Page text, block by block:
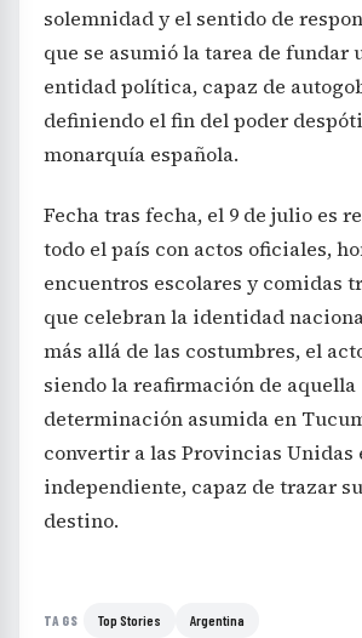
solemnidad y el sentido de
que se asumió la tarea de fundar
entidad política, capaz de
definiendo el fin del poder
monarquía española.
Fecha tras fecha, el 9 de julio es
todo el país con actos oficiales,
encuentros escolares y comidas
que celebran la identidad
más allá de las costumbres, el
siendo la reafirmación de aquella
determinación asumida en
convertir a las Provincias Unidas
independiente, capaz de trazar
destino.
TAGS Top Stories Argentina